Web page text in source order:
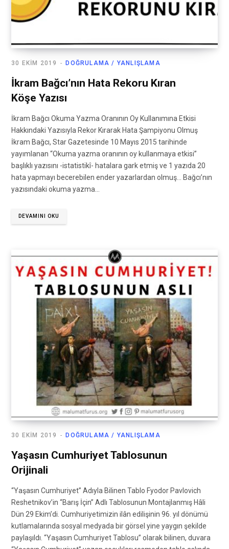
DOĞRULAMA / YANLIŞLAMA
30 EKIM 2019
İkram Bağcı’nın Hata Rekoru Kıran
Köşe Yazısı
İkram Bağcı Okuma Yazma Oranının Oy Kullanımına Etkisi
Hakkındaki Yazısıyla Rekor Kırarak Hata Şampiyonu Olmuş
İkram Bağcı, Star Gazetesinde 10 Mayıs 2015 tarihinde
yayımlanan “Okuma yazma oranının oy kullanmaya etkisi”
başlıklı yazısını -istatistikî- hatalara gark etmiş ve 1 yazıda 20
hata yapmayı becerebilen ender yazarlardan olmuş… Bağcı’nın
yazısındaki okuma yazma…
DEVAMINI OKU
DOĞRULAMA / YANLIŞLAMA
30 EKIM 2019
Yaşasın Cumhuriyet Tablosunun
Orijinali
“Yaşasın Cumhuriyet” Adıyla Bilinen Tablo Fyodor Pavlovich
Reshetnikov’in “Barış İçin” Adlı Tablosunun Montajlanmış Hâli
Dün 29 Ekim’di. Cumhuriyetimizin ilân edilişinin 96. yıl dönümü
kutlamalarında sosyal medyada bir görsel yine yaygın şekilde
paylaşıldı. “Yaşasın Cumhuriyet Tablosu” olarak bilinen, duvara